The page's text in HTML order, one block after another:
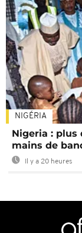
NIGÉRIA
Nigeria : plus
mains de
Il y a 20 heures